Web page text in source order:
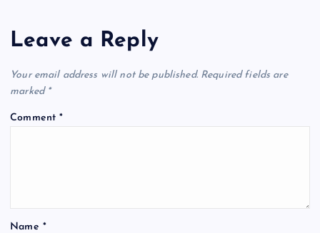
Leave a Reply
Your email address will not be published. Required fields are
marked *
Comment*
Name *